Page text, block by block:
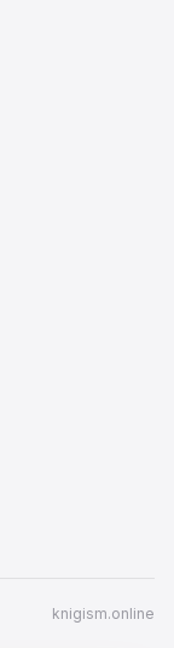
knigism.online